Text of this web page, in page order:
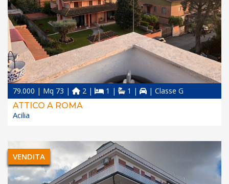
79.000 | Mq 73 | 2 | 1 | 1 |
| Classe G
ATTICO A ROMA
Acilia
VENDITA